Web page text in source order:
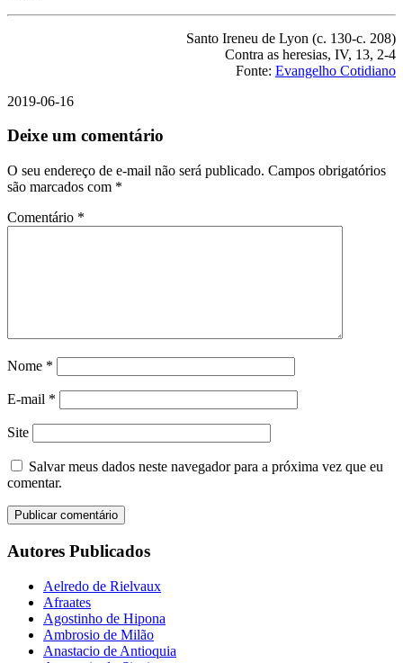
Santo Ireneu de Lyon (c. 130-c. 208)
Contra as heresias, IV, 13, 2-4
Fonte: Evangelho Cotidiano
2019-06-16
Deixe um comentário
O seu endereço de e-mail não será publicado. Campos obrigatórios
são marcados com *
Comentário *
Nome *
E-mail *
Site
Salvar meus dados neste navegador para a próxima vez que eu
comentar.
Autores Publicados
Aelredo de Rielvaux
Afraates
Agostinho de Hipona
Ambrosio de Milão
Anastacio de Antioquia